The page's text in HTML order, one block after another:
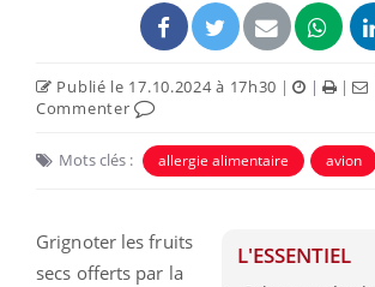
Publié le 17.10.2024 à 17h30 | | |
Commenter
Mots clés : allergie alimentaire avion
L'ESSENTIEL
Grignoter les fruits
secs offerts par la